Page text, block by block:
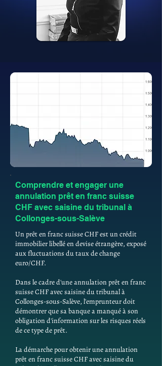
Comprendre et engager une
annulation prêt en franc suisse
CHF avec saisine du tribunal à
Collonges-sous-Salève
Un prêt en franc suisse CHF est un crédit
immobilier libellé en devise étrangère, exposé
aux fluctuations du taux de change
euro/CHF.
Dans le cadre d'une annulation prêt en franc
suisse CHF avec saisine du tribunal à
Collonges-sous-Salève, l'emprunteur doit
démontrer que sa banque a manqué à son
obligation d'information sur les risques réels
de ce type de prêt.
La démarche pour obtenir une annulation
prêt en franc suisse CHF avec saisine du